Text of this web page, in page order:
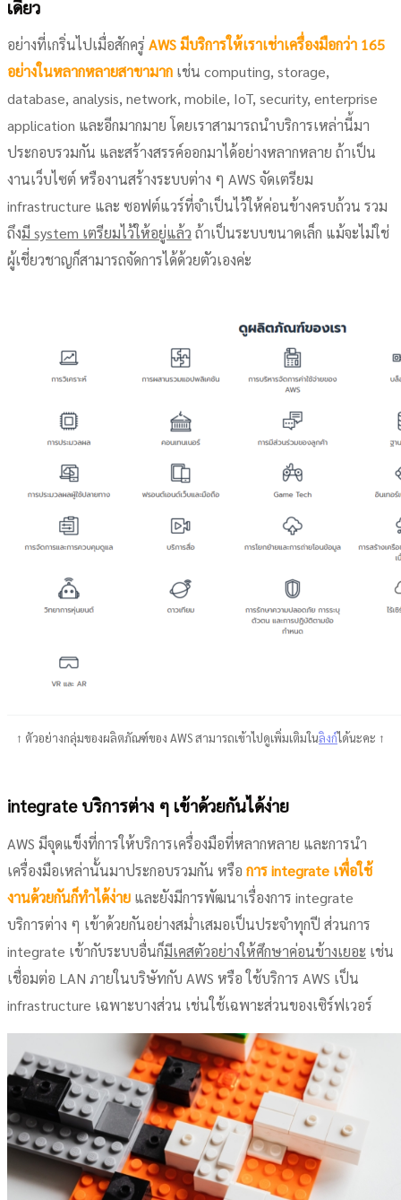
เดียว
อย่างที่เกริ่นไปเมื่อสักครู่ AWS มีบริการให้เราเช่าเครื่องมือกว่า 165
อย่างในหลากหลายสาขามาก เช่น computing, storage,
database, analysis, network, mobile, IoT, security, enterprise
application และอีกมากมาย โดยเราสามารถนำบริการเหล่านี้มา
ประกอบรวมกัน และสร้างสรรค์ออกมาได้อย่างหลากหลาย ถ้าเป็น
งานเว็บไซต์ หรืองานสร้างระบบต่าง ๆ AWS จัดเตรียม
infrastructure และ ซอฟต์แวร์ที่จำเป็นไว้ให้ค่อนข้างครบถ้วน รวม
ถึงมี system เตรียมไว้ให้อยู่แล้ว ถ้าเป็นระบบขนาดเล็ก แม้จะไม่ใช่
ผู้เชี่ยวชาญก็สามารถจัดการได้ด้วยตัวเองค่ะ
↑ ตัวอย่างกลุ่มของผลิตภัณฑ์ของ AWS สามารถเข้าไปดูเพิ่มเติมในลิงก์ได้นะคะ ↑
integrate บริการต่าง ๆ เข้าด้วยกันได้ง่าย
AWS มีจุดแข็งที่การให้บริการเครื่องมือที่หลากหลาย และการนำ
เครื่องมือเหล่านั้นมาประกอบรวมกัน หรือ การ integrate เพื่อใช้
งานด้วยกันก็ทำได้ง่าย และยังมีการพัฒนาเรื่องการ integrate
บริการต่าง ๆ เข้าด้วยกันอย่างสม่ำเสมอเป็นประจำทุกปี ส่วนการ
integrate เข้ากับระบบอื่นก็มีเคสตัวอย่างให้ศึกษาค่อนข้างเยอะ เช่น
เชื่อมต่อ LAN ภายในบริษัทกับ AWS หรือ ใช้บริการ AWS เป็น
infrastructure เฉพาะบางส่วน เช่นใช้เฉพาะส่วนของเซิร์ฟเวอร์